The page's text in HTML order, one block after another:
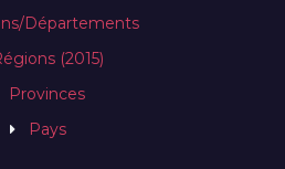
Départements
(2015)
Provinces
Pays